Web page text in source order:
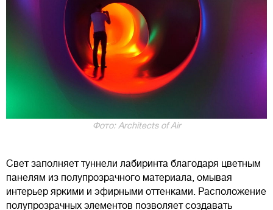
Фото: Architects of Air
Свет заполняет туннели лабиринта благодаря цветным
панелям из полупрозрачного материала, омывая
интерьер яркими и эфирными оттенками. Расположение
полупрозрачных элементов позволяет создавать